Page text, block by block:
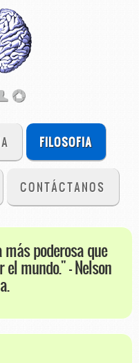
FILOSOFIA
CONTÁCTANOS
poderosa que
mundo." - Nelson